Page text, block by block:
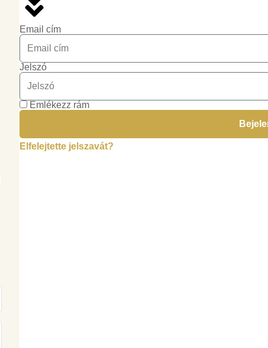
Email cím
Jelszó
Emlékezz rám
Elfelejtette jelszavát?